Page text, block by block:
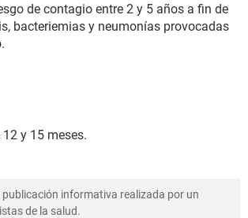
de contagio entre 2 y 5 años a fin de
bacteriemias y neumonías provocadas
y 15 meses.
publicación informativa realizada por un
de la salud.